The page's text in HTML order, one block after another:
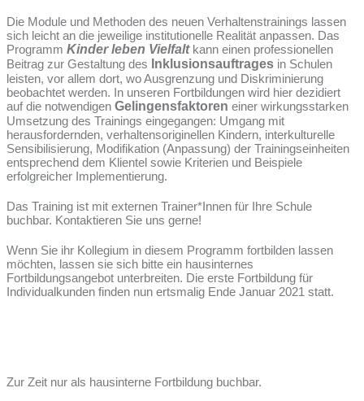
Die Module und Methoden des neuen Verhaltenstrainings lassen
sich leicht an die jeweilige institutionelle Realität anpassen. Das
Programm Kinder leben Vielfalt kann einen professionellen
Beitrag zur Gestaltung des Inklusionsauftrages in Schulen
leisten, vor allem dort, wo Ausgrenzung und Diskriminierung
beobachtet werden. In unseren Fortbildungen wird hier dezidiert
auf die notwendigen Gelingensfaktoren einer wirkungsstarken
Umsetzung des Trainings eingegangen: Umgang mit
herausfordernden, verhaltensoriginellen Kindern, interkulturelle
Sensibilisierung, Modifikation (Anpassung) der Trainingseinheiten
entsprechend dem Klientel sowie Kriterien und Beispiele
erfolgreicher Implementierung.
Das Training ist mit externen Trainer*Innen für Ihre Schule
buchbar. Kontaktieren Sie uns gerne!
Wenn Sie ihr Kollegium in diesem Programm fortbilden lassen
möchten, lassen sie sich bitte ein hausinternes
Fortbildungsangebot unterbreiten. Die erste Fortbildung für
Individualkunden finden nun ertsmalig Ende Januar 2021 statt.
Zur Zeit nur als hausinterne Fortbildung buchbar.